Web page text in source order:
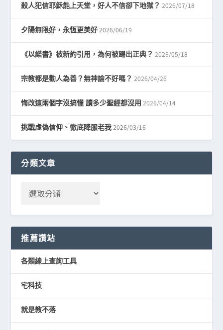
殺人犯信耶穌能上天堂，好人不信卻下地獄？ 2026/07/18
夕陽無限好，永恆更美好 2026/06/19
《以諾書》被新約引用，為何被踢出正典？ 2026/05/18
宗教都是勸人為善？無神論不好嗎？ 2026/04/26
悔改這兩個字沒搞懂 讀多少聖經都沒用 2026/04/14
挑戰虛偽信仰、徹底降服老我 2026/03/16
分類文章
推薦讚站
各類線上查詢工具
宅科技
就是教不落